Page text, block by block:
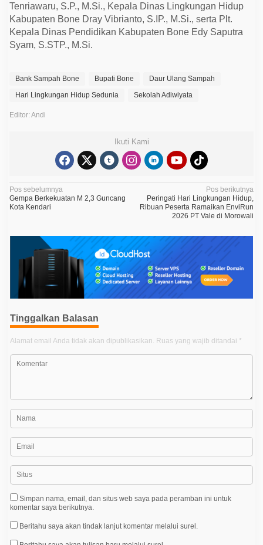
Tenriawaru, S.P., M.Si., Kepala Dinas Lingkungan Hidup
Kabupaten Bone Dray Vibrianto, S.IP., M.Si., serta Plt.
Kepala Dinas Pendidikan Kabupaten Bone Edy Saputra
Syam, S.STP., M.Si.
Bank Sampah Bone Bupati Bone
Daur Ulang Sampah
Hari Lingkungan Hidup Sedunia
Sekolah Adiwiyata
Editor: Andi
Ikuti Kami
N
a
i
i
p
o
s
Pos sebelumnya
Gempa Berkekuatan M 2,3 Guncang
Kota Kendari
Pos berikutnya
Peringati Hari Lingkungan Hidup,
Ribuan Peserta Ramaikan EnviRun
2026 PT Vale di Morowali
Tinggalkan Balasan
Alamat email Anda tidak akan dipublikasikan. Ruas yang wajib ditandai *
Simpan nama, email, dan situs web saya pada peramban ini untuk
komentar saya berikutnya.
Beritahu saya akan tindak lanjut komentar melalui surel.